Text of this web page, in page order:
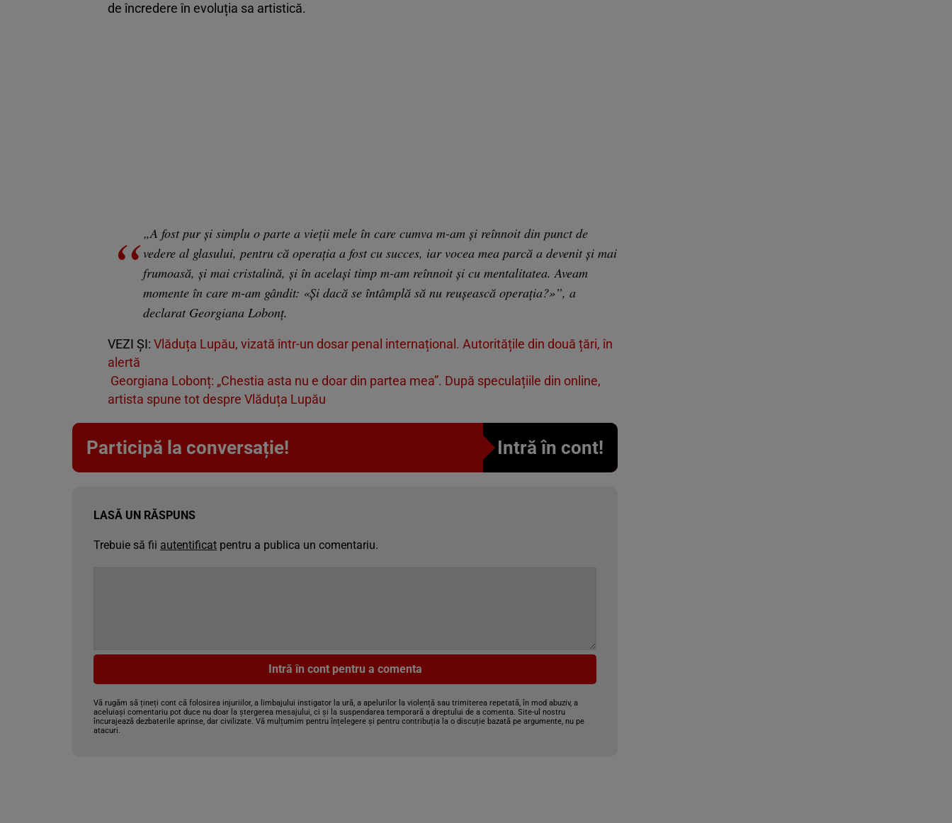
de încredere în evoluția sa artistică.
„A fost pur și simplu o parte a vieții mele în care cumva m-am și reînnoit din punct de
vedere al glasului, pentru că operația a fost cu succes, iar vocea mea parcă a devenit și mai
frumoasă, și mai cristalină, și în același timp m-am reînnoit și cu mentalitatea. Aveam
momente în care m-am gândit: «Și dacă se întâmplă să nu reușească operația?»”, a
declarat Georgiana Lobonț.
VEZI ȘI: Vlăduța Lupău, vizată într-un dosar penal internațional. Autoritățile din două țări, în
alertă
Georgiana Lobonț: „Chestia asta nu e doar din partea mea”. După speculațiile din online,
artista spune tot despre Vlăduța Lupău
Participă la conversație! Intră în cont!
LASĂ UN RĂSPUNS
Trebuie să fii autentificat pentru a publica un comentariu.
Intră în cont pentru a comenta
Vă rugăm să țineți cont că folosirea injuriilor, a limbajului instigator la ură, a apelurilor la violență sau trimiterea repetată, în mod abuziv, a
aceluiași comentariu pot duce nu doar la ștergerea mesajului, ci și la suspendarea temporară a dreptului de a comenta. Site-ul nostru
încurajează dezbaterile aprinse, dar civilizate. Vă mulțumim pentru înțelegere și pentru contribuția la o discuție bazată pe argumente, nu pe
atacuri.